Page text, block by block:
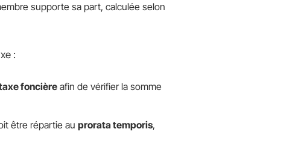
supporte sa part, calculée selon
:
foncière afin de vérifier la somme
être répartie au prorata temporis,